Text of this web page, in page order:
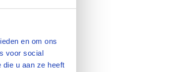
en om ons
voor social
u aan ze heeft